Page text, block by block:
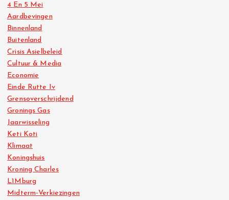
4 En 5 Mei
Aardbevingen
Binnenland
Buitenland
Crisis Asielbeleid
Cultuur & Media
Economie
Einde Rutte Iv
Grensoverschrijdend
Gronings Gas
Jaarwisseling
Keti Koti
Klimaat
Koningshuis
Kroning Charles
L1Mburg
Midterm-Verkiezingen